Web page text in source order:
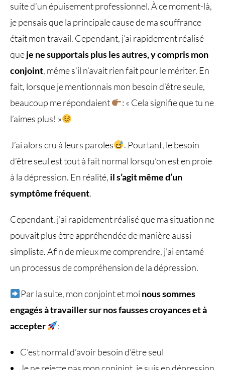
suite d’un épuisement professionnel. À ce moment-là,
je pensais que la principale cause de ma souffrance
était mon travail. Cependant, j’ai rapidement réalisé
queje ne supportais plus les autres, y compris mon
conjoint, même s’il n’avait rien fait pour le mériter. En
fait, lorsque je mentionnais mon besoin d’être seule,
beaucoup me répondaient
: « Cela signifie que tu ne
l’aimes plus! »
J’ai alors cru à leurs paroles
. Pourtant, le besoin
d’être seul est tout à fait normal lorsqu’on est en proie
à la dépression. En réalité, il s’agit même d’un
symptôme fréquent.
Cependant, j’ai rapidement réalisé que ma situation ne
pouvait plus être appréhendée de manière aussi
simpliste. Afin de mieux me comprendre, j’ai entamé
un processus de compréhension de la dépression.
Par la suite, mon conjoint et moi nous sommes
engagés à travailler sur nos fausses croyances et à
accepter
:
C’est normal d’avoir besoin d’être seul